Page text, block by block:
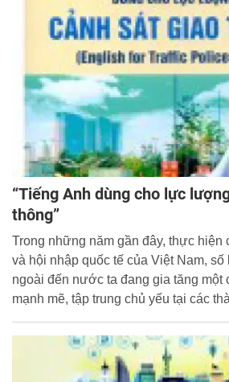
“Tiếng Anh dùng cho lực
thông”
Trong những năm gần đây, thực hiện
và hội nhập quốc tế của Việt Nam,
ngoài đến nước ta đang gia tăng một
mạnh mẽ, tập trung chủ yếu tại các